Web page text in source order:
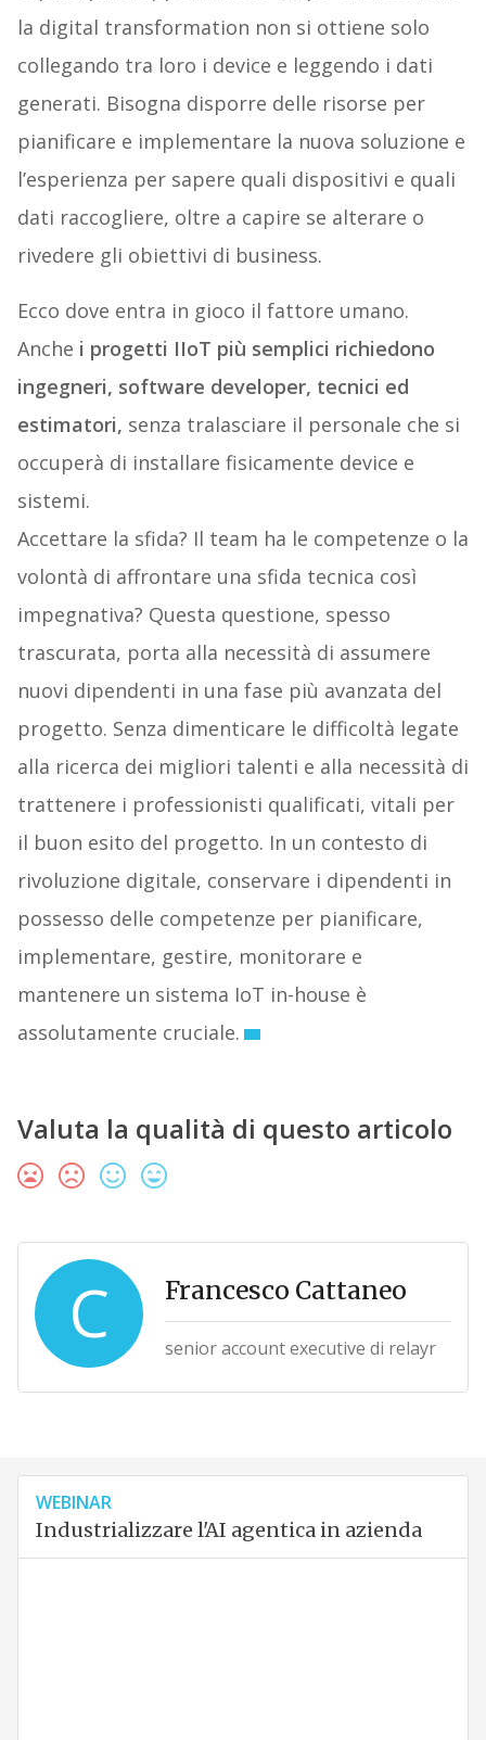
la digital transformation non si ottiene solo
collegando tra loro i device e leggendo i dati
generati. Bisogna disporre delle risorse per
pianificare e implementare la nuova soluzione e
l’esperienza per sapere quali dispositivi e quali
dati raccogliere, oltre a capire se alterare o
rivedere gli obiettivi di business.
Ecco dove entra in gioco il fattore umano.
Anche i progetti IIoT più semplici richiedono
ingegneri, software developer, tecnici ed
estimatori, senza tralasciare il personale che si
occuperà di installare fisicamente device e
sistemi.
Accettare la sfida? Il team ha le competenze o la
volontà di affrontare una sfida tecnica così
impegnativa? Questa questione, spesso
trascurata, porta alla necessità di assumere
nuovi dipendenti in una fase più avanzata del
progetto. Senza dimenticare le difficoltà legate
alla ricerca dei migliori talenti e alla necessità di
trattenere i professionisti qualificati, vitali per
il buon esito del progetto. In un contesto di
rivoluzione digitale, conservare i dipendenti in
possesso delle competenze per pianificare,
implementare, gestire, monitorare e
mantenere un sistema IoT in-house è
assolutamente cruciale.
Valuta la qualità di questo articolo
C Francesco Cattaneo
senior account executive di relayr
WEBINAR
Industrializzare l'AI agentica in azienda